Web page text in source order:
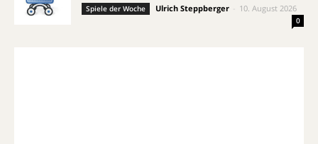
Spiele der Woche Ulrich Steppberger 10. August 2026
0